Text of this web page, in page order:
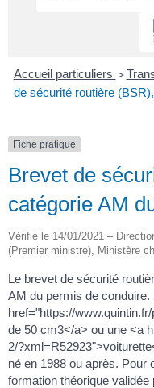
Accueil particuliers >
de sécurité routière
Fiche pratique
Brevet de
catégorie AM
Vérifié le 14/01/2021 –
(Premier ministre), Ministère
Le brevet de sécurité
AM du permis de
href="https://
de 50 cm3</a> ou une <a
2/
né en 1988 ou après. Pour
formation théorique validée